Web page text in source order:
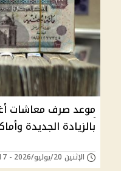
بالزيادة الجديدة
الإثنين 20/يوليو/2026 - 09:17 م